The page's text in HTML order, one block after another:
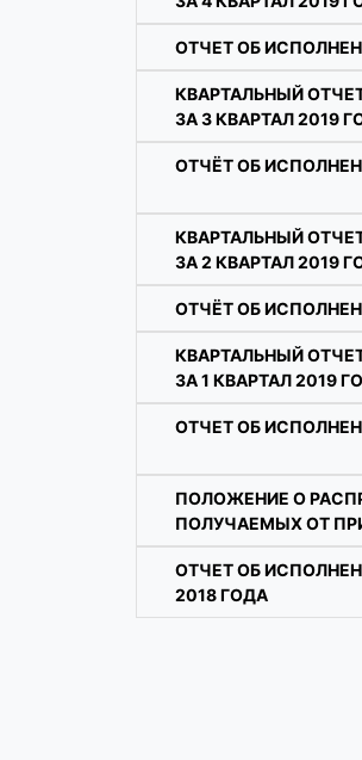
ОТЧЕТ ОБ
КВАРТАЛЬНЫЙ
ЗА 3 КВАРТАЛ 2019
ОТЧЁТ ОБ
КВАРТАЛЬНЫЙ
ЗА 2 КВАРТАЛ 2019
ОТЧЁТ ОБ
КВАРТАЛЬНЫЙ
ЗА 1 КВАРТАЛ 2019
ОТЧЕТ ОБ
ПОЛОЖЕНИЕ О
ПОЛУЧАЕМЫХ ОТ
ОТЧЕТ ОБ
2018 ГОДА